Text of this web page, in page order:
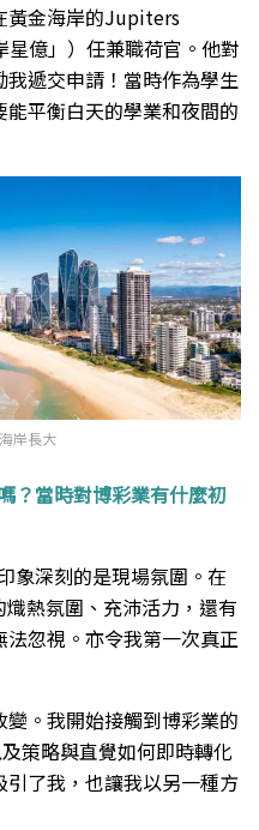
黃金海岸的Jupiters
億」）任兼職荷官。他對
遞交申請！當時作為學生
平衡白天的學業和夜間的
岸長大
？當時對博彩業有什麼初
象深刻的是現場氛圍。在
熱氛圍、充沛活力，還有
忽視。亦令我第一次真正
。我開始接觸到博彩業的
策略與直覺如何即時轉化
了我，也讓我以另一種方